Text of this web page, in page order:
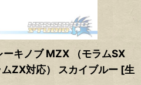
ーキノブ MZX （モラムSX
ZX対応） スカイブルー [生